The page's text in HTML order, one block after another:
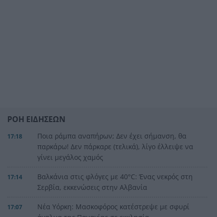
ΡΟΗ ΕΙΔΗΣΕΩΝ
17:18
Ποια ράμπα αναπήρων; Δεν έχει σήμανση, θα
παρκάρω! Δεν πάρκαρε (τελικά), λίγο έλλειψε να
γίνει μεγάλος χαμός
17:14
Βαλκάνια στις φλόγες με 40°C: Ένας νεκρός στη
Σερβία, εκκενώσεις στην Αλβανία
17:07
Νέα Υόρκη: Μασκοφόρος κατέστρεψε με σφυρί